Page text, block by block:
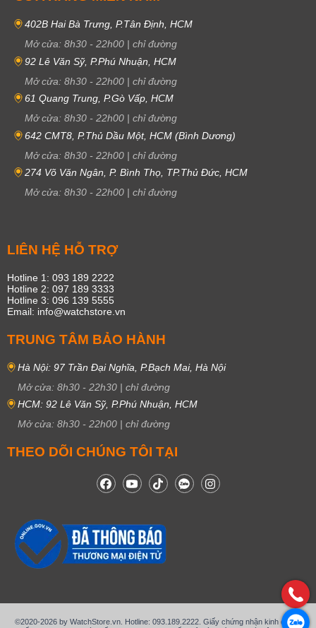
402B Hai Bà Trưng, P.Tân Định, HCM
Mở cửa: 8h30 - 22h00 | chỉ đường
92 Lê Văn Sỹ, P.Phú Nhuận, HCM
Mở cửa: 8h30 - 22h00 | chỉ đường
61 Quang Trung, P.Gò Vấp, HCM
Mở cửa: 8h30 - 22h00 | chỉ đường
642 CMT8, P.Thủ Dầu Một, HCM (Bình Dương)
Mở cửa: 8h30 - 22h00 | chỉ đường
274 Võ Văn Ngân, P. Bình Thọ, TP.Thủ Đức, HCM
Mở cửa: 8h30 - 22h00 | chỉ đường
LIÊN HỆ HỖ TRỢ
Hotline 1: 093 189 2222
Hotline 2: 097 189 3333
Hotline 3: 096 139 5555
Email: info@watchstore.vn
TRUNG TÂM BẢO HÀNH
Hà Nội: 97 Trần Đại Nghĩa, P.Bạch Mai, Hà Nội
Mở cửa: 8h30 - 22h30 | chỉ đường
HCM: 92 Lê Văn Sỹ, P.Phú Nhuận, HCM
Mở cửa: 8h30 - 22h00 | chỉ đường
THEO DÕI CHÚNG TÔI TẠI
©2020-2026 by WatchStore.vn. Hotline: 093.189.2222. Giấy chứng nhận kinh doanh